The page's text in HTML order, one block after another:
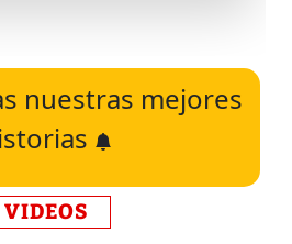
nuestras mejores
VIDEOS